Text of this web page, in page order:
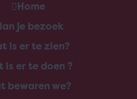
Home
je bezoek
is er te zien?
is er te doen ?
bewaren we?